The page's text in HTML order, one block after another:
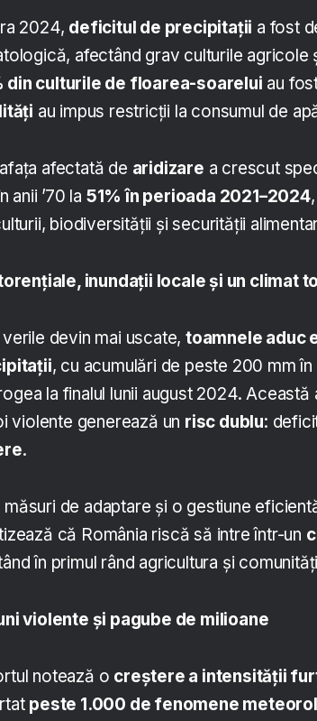
2024, deficitul de precipitații a fost
afectând grav culturile agricole
din culturile de floarea-soarelui au
au impus restricții la consumul de
afectată de aridizare a crescut
anii ’70 la 51% în perioada 2021–2024
biodiversității și securității
inundații locale și un climat
devin mai uscate, toamnele aduc
, cu acumulări de peste 200 mm
la finalul lunii august 2024.
violente generează un risc dublu:
.
măsuri de adaptare și o gestiune
că România riscă să intre într-un
în primul rând agricultura și
violente și pagube de milioane
notează o creștere a intensității
peste 1.000 de fenomene